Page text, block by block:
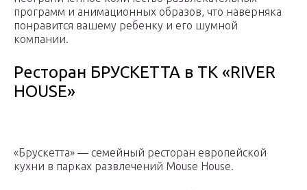
программ и анимационных образов, что наверняка
понравится вашему ребенку и его шумной
компании.
Ресторан БРУСКЕТТА в ТК «RIVER
HOUSE»
«Брускетта» — семейный ресторан европейской
кухни в парках развлечений Mouse House.